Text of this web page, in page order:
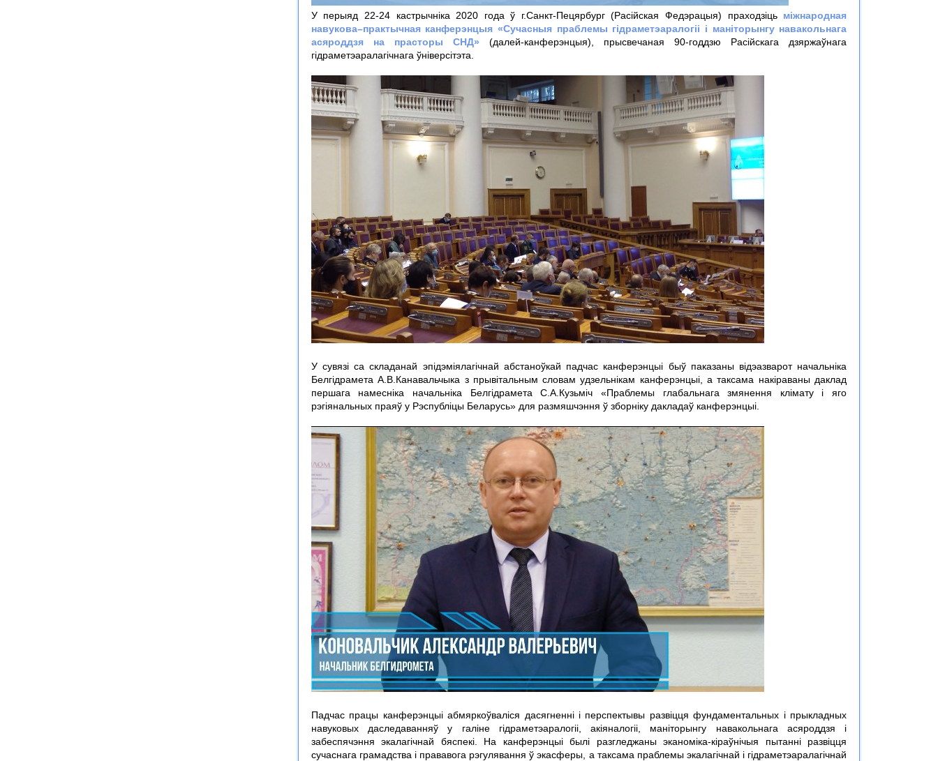
У перыяд 22-24 кастрычніка 2020 года ў г.Санкт-Пецярбург (Расійская Федэрацыя) праходзіць міжнародная
навукова–практычная канферэнцыя «Сучасныя праблемы гідраметэаралогіі і маніторынгу навакольнага
асяроддзя на прасторы СНД» (далей-канферэнцыя), прысвечаная 90-годдзю Расійскага дзяржаўнага
гідраметэаралагічнага ўніверсітэта.
У сувязі са складанай эпідэміялагічнай абстаноўкай падчас канферэнцыі быў паказаны відэазварот начальніка
Белгідрамета А.В.Канавальчыка з прывітальным словам удзельнікам канферэнцыі, а таксама накіраваны даклад
першага намесніка начальніка Белгідрамета С.А.Кузьміч «Праблемы глабальнага змянення клімату і яго
рэгіянальных праяў у Рэспубліцы Беларусь» для размяшчэння ў зборніку дакладаў канферэнцыі.
Падчас працы канферэнцыі абмяркоўваліся дасягненні і перспектывы развіцця фундаментальных і прыкладных
навуковых даследаванняў у галіне гідраметэаралогіі, акіяналогіі, маніторынгу навакольнага асяроддзя і
забеспячэння экалагічнай бяспекі. На канферэнцыі былі разгледжаны эканоміка-кіраўнічыя пытанні развіцця
сучаснага грамадства і прававога рэгулявання ў экасферы, а таксама праблемы экалагічнай і гідраметэаралагічнай